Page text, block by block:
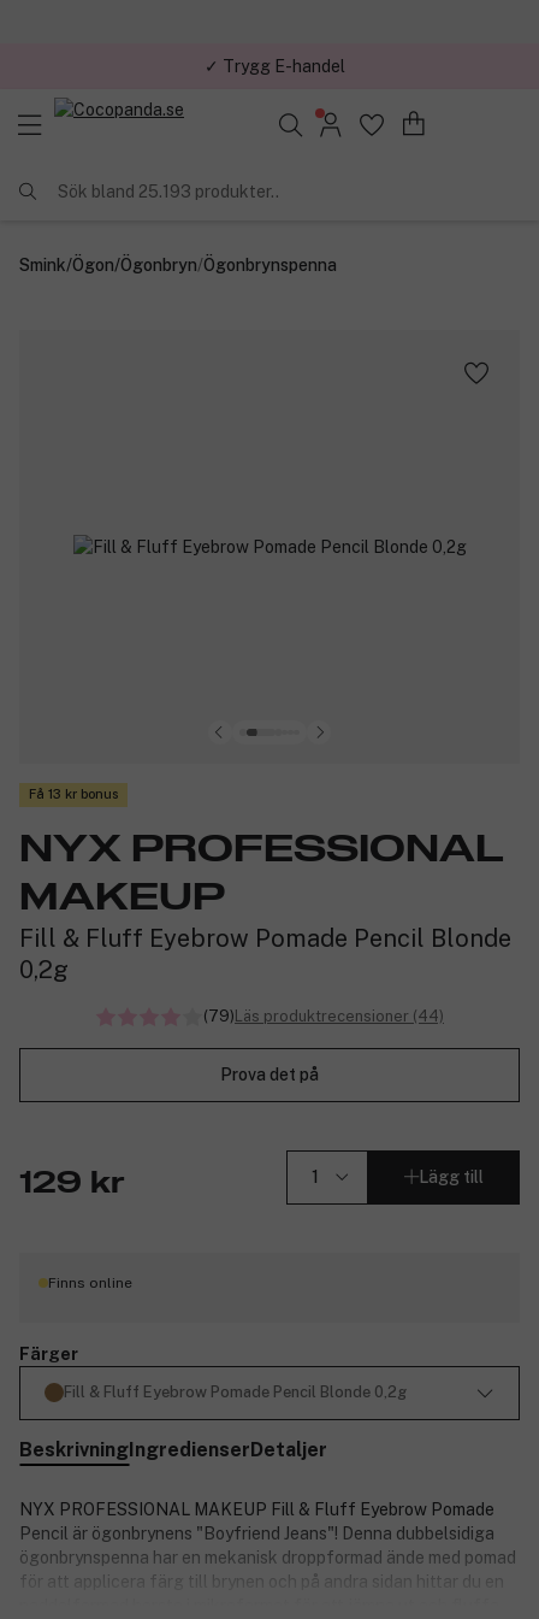
✓ Trygg E-handel
Sök bland 25.193 produkter..
Smink/Ögon/Ögonbryn/Ögonbrynspenna
Få 13 kr bonus
NYX PROFESSIONAL
MAKEUP
Fill & Fluff Eyebrow Pomade Pencil Blonde
0,2g
(79)Läs produktrecensioner (44)
Prova det på
129 kr Lägg till
Finns online
Färger
Fill & Fluff Eyebrow Pomade Pencil Blonde 0,2g
BeskrivningIngredienserDetaljer
NYX PROFESSIONAL MAKEUP Fill & Fluff Eyebrow Pomade
Pencil är ögonbrynens "Boyfriend Jeans"! Denna dubbelsidiga
ögonbrynspenna har en mekanisk droppformad ände med pomad
för att applicera färg till brynen och på andra sidan hittar du en